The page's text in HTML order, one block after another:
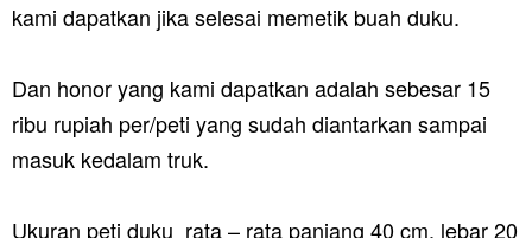
kami dapatkan jika selesai memetik buah duku.
Dan honor yang kami dapatkan adalah sebesar 15
ribu rupiah per/peti yang sudah diantarkan sampai
masuk kedalam truk.
Ukuran peti duku rata – rata panjang 40 cm, lebar 20